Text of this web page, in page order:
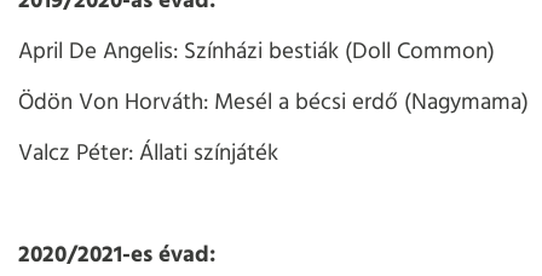
April De Angelis: Színházi bestiák (Doll Common)
Ödön Von Horváth: Mesél a bécsi erdő (Nagymama)
Valcz Péter: Állati színjáték
2020/2021-es évad: